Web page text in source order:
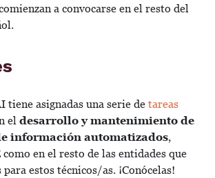
a convocarse en el resto del
tiene asignadas una serie de tareas
el desarrollo y mantenimiento de
información automatizados,
en el resto de las entidades que
para estos técnicos/as. ¡Conócelas!